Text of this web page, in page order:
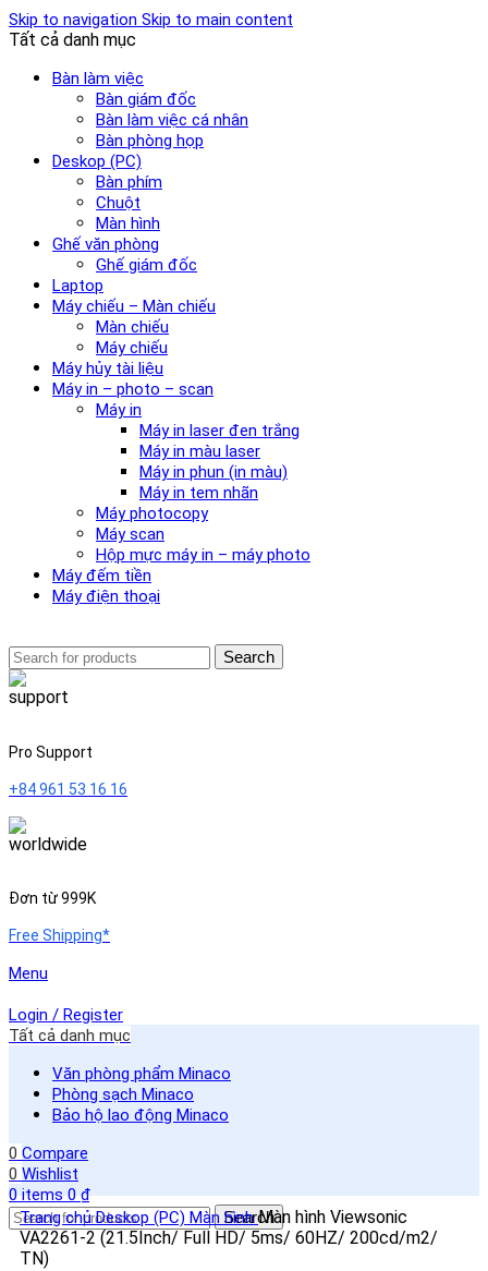
Skip to navigation Skip to main content
Tất cả danh mục
Bàn làm việc
Bàn giám đốc
Bàn làm việc cá nhân
Bàn phòng họp
Deskop (PC)
Bàn phím
Chuột
Màn hình
Ghế văn phòng
Ghế giám đốc
Laptop
Máy chiếu – Màn chiếu
Màn chiếu
Máy chiếu
Máy hủy tài liệu
Máy in – photo – scan
Máy in
Máy in laser đen trắng
Máy in màu laser
Máy in phun (in màu)
Máy in tem nhãn
Máy photocopy
Máy scan
Hộp mực máy in – máy photo
Máy đếm tiền
Máy điện thoại
Search
Pro Support
+84 961 53 16 16
Đơn từ 999K
Free Shipping*
Menu
Login / Register
Tất cả danh mục
Văn phòng phẩm Minaco
Phòng sạch Minaco
Bảo hộ lao động Minaco
0 Compare
0 Wishlist
0items 0₫
Search
Trang chủDeskop (PC) Màn hìnhMàn hình Viewsonic
VA2261-2 (21.5Inch/ Full HD/ 5ms/ 60HZ/ 200cd/m2/
TN)